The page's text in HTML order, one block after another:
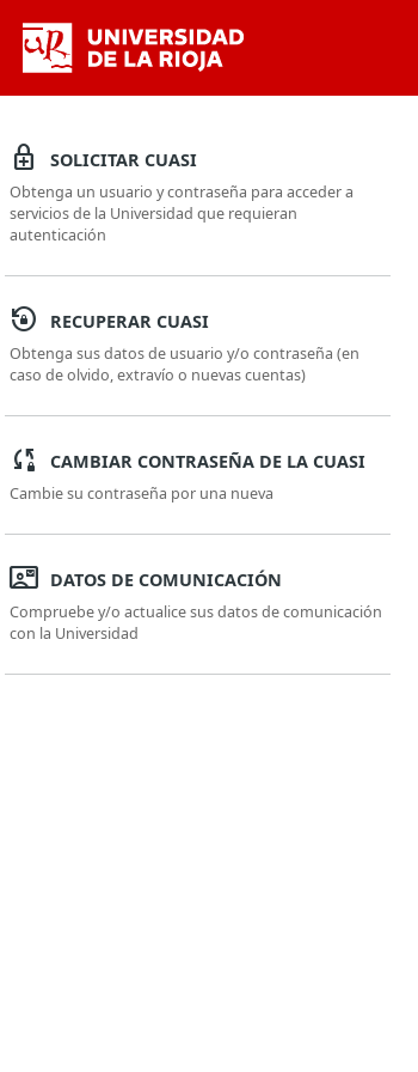
enhanced_encryption SOLICITAR CUASI
Obtenga un usuario y contraseña para acceder a
servicios de la Universidad que requieran
autenticación
lock_reset RECUPERAR CUASI
Obtenga sus datos de usuario y/o contraseña (en
caso de olvido, extravío o nuevas cuentas)
sync_lock CAMBIAR CONTRASEÑA DE LA CUASI
Cambie su contraseña por una nueva
contact_mail DATOS DE COMUNICACIÓN
Compruebe y/o actualice sus datos de comunicación
con la Universidad